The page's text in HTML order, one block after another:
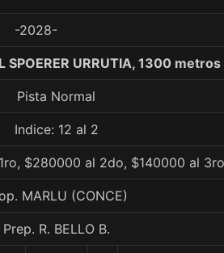
-2028-
SPOERER URRUTIA, 1300 metros
Pista Normal
Indice: 12 al 2
1ro, $280000 al 2do, $140000 al
MARLU (CONCE)
Prep. R. BELLO B.